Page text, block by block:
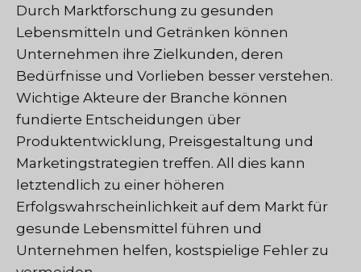
Durch Marktforschung zu gesunden
Lebensmitteln und Getränken können
Unternehmen ihre Zielkunden, deren
Bedürfnisse und Vorlieben besser verstehen.
Wichtige Akteure der Branche können
fundierte Entscheidungen über
Produktentwicklung, Preisgestaltung und
Marketingstrategien treffen. All dies kann
letztendlich zu einer höheren
Erfolgswahrscheinlichkeit auf dem Markt für
gesunde Lebensmittel führen und
Unternehmen helfen, kostspielige Fehler zu